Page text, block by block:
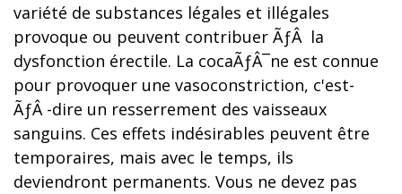
variété de substances légales et illégales
provoque ou peuvent contribuer ÃƒÂ la
dysfonction érectile. La cocaÃƒÂ¯ne est connue
pour provoquer une vasoconstriction, c'est-
ÃƒÂ -dire un resserrement des vaisseaux
sanguins. Ces effets indésirables peuvent être
temporaires, mais avec le temps, ils
deviendront permanents. Vous ne devez pas